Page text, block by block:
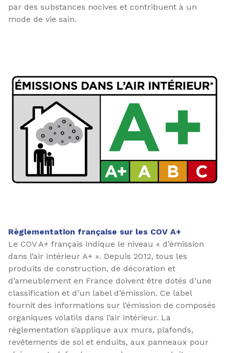
par des substances nocives et contribuent à un
mode de vie sain.
Règlementation française sur les COV A+
Le COV A+ français indique le niveau « d’émission
dans l’air intérieur A+ ». Depuis 2012, tous les
produits de construction, de décoration et
d’ameublement en France doivent être dotés d’une
classification et d’un label d’émission. Ce label
fournit des informations sur l’émission de composés
organiques volatils dans l’air intérieur. La
réglementation s’applique aux murs, plafonds,
revêtements de sol et enduits, aux panneaux pour